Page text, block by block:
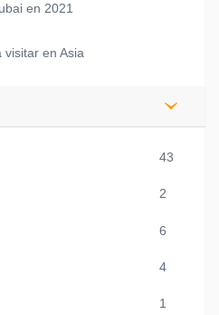
en 2021
en Asia
43
2
6
4
1